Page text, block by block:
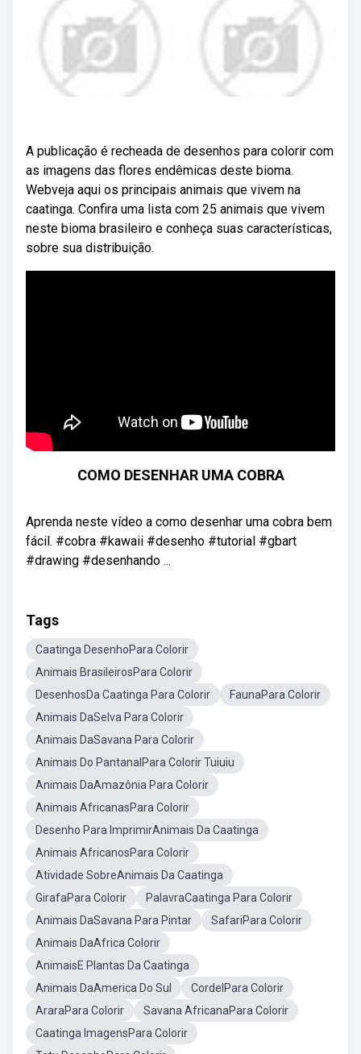
A publicação é recheada de desenhos para colorir com
as imagens das flores endêmicas deste bioma.
Webveja aqui os principais animais que vivem na
caatinga. Confira uma lista com 25 animais que vivem
neste bioma brasileiro e conheça suas características,
sobre sua distribuição.
COMO DESENHAR UMA COBRA
Aprenda neste vídeo a como desenhar uma cobra bem
fácil. #cobra #kawaii #desenho #tutorial #gbart
#drawing #desenhando ...
Tags
Caatinga DesenhoPara Colorir
Animais BrasileirosPara Colorir
DesenhosDa Caatinga Para Colorir
FaunaPara Colorir
Animais DaSelva Para Colorir
Animais DaSavana Para Colorir
Animais Do PantanalPara Colorir Tuiuiu
Animais DaAmazônia Para Colorir
Animais AfricanasPara Colorir
Desenho Para ImprimirAnimais Da Caatinga
Animais AfricanosPara Colorir
Atividade SobreAnimais Da Caatinga
GirafaPara Colorir
PalavraCaatinga Para Colorir
Animais DaSavana Para Pintar
SafariPara Colorir
Animais DaAfrica Colorir
AnimaisE Plantas Da Caatinga
Animais DaAmerica Do Sul
CordelPara Colorir
AraraPara Colorir
Savana AfricanaPara Colorir
Caatinga ImagensPara Colorir